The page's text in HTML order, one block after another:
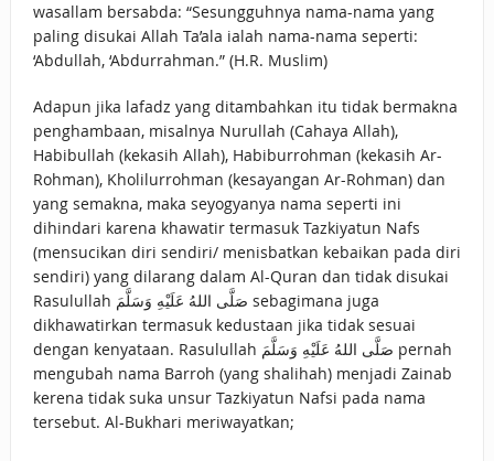
wasallam bersabda: “Sesungguhnya nama-nama yang
paling disukai Allah Ta’ala ialah nama-nama seperti:
‘Abdullah, ‘Abdurrahman.” (H.R. Muslim)
Adapun jika lafadz yang ditambahkan itu tidak bermakna
penghambaan, misalnya Nurullah (Cahaya Allah),
Habibullah (kekasih Allah), Habiburrohman (kekasih Ar-
Rohman), Kholilurrohman (kesayangan Ar-Rohman) dan
yang semakna, maka seyogyanya nama seperti ini
dihindari karena khawatir termasuk Tazkiyatun Nafs
(mensucikan diri sendiri/ menisbatkan kebaikan pada diri
sendiri) yang dilarang dalam Al-Quran dan tidak disukai
Rasulullah صَلَّى اللهُ عَلَيْهِ وَسَلَّمَ sebagimana juga
dikhawatirkan termasuk kedustaan jika tidak sesuai
dengan kenyataan. Rasulullah صَلَّى اللهُ عَلَيْهِ وَسَلَّمَ pernah
mengubah nama Barroh (yang shalihah) menjadi Zainab
kerena tidak suka unsur Tazkiyatun Nafsi pada nama
tersebut. Al-Bukhari meriwayatkan;